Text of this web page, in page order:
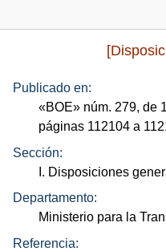
Publicado en:
«BOE» núm. 279, de
páginas 112104 a
Sección:
I. Disposiciones
Departamento:
Ministerio para la
Referencia: